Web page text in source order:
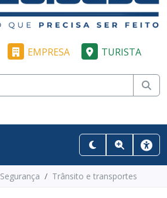
EMPRESA TURISTA
Segurança Trânsito e transportes